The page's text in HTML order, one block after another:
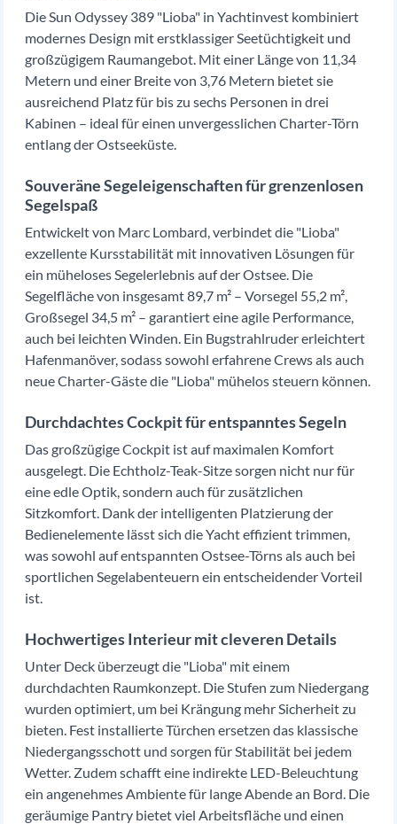
Die Sun Odyssey 389 "Lioba" in Yachtinvest kombiniert
modernes Design mit erstklassiger Seetüchtigkeit und
großzügigem Raumangebot. Mit einer Länge von 11,34
Metern und einer Breite von 3,76 Metern bietet sie
ausreichend Platz für bis zu sechs Personen in drei
Kabinen – ideal für einen unvergesslichen Charter-Törn
entlang der Ostseeküste.
Souveräne Segeleigenschaften für grenzenlosen
Segelspaß
Entwickelt von Marc Lombard, verbindet die "Lioba"
exzellente Kursstabilität mit innovativen Lösungen für
ein müheloses Segelerlebnis auf der Ostsee. Die
Segelfläche von insgesamt 89,7 m² – Vorsegel 55,2 m²,
Großsegel 34,5 m² – garantiert eine agile Performance,
auch bei leichten Winden. Ein Bugstrahlruder erleichtert
Hafenmanöver, sodass sowohl erfahrene Crews als auch
neue Charter-Gäste die "Lioba" mühelos steuern können.
Durchdachtes Cockpit für entspanntes Segeln
Das großzügige Cockpit ist auf maximalen Komfort
ausgelegt. Die Echtholz-Teak-Sitze sorgen nicht nur für
eine edle Optik, sondern auch für zusätzlichen
Sitzkomfort. Dank der intelligenten Platzierung der
Bedienelemente lässt sich die Yacht effizient trimmen,
was sowohl auf entspannten Ostsee-Törns als auch bei
sportlichen Segelabenteuern ein entscheidender Vorteil
ist.
Hochwertiges Interieur mit cleveren Details
Unter Deck überzeugt die "Lioba" mit einem
durchdachten Raumkonzept. Die Stufen zum Niedergang
wurden optimiert, um bei Krängung mehr Sicherheit zu
bieten. Fest installierte Türchen ersetzen das klassische
Niedergangsschott und sorgen für Stabilität bei jedem
Wetter. Zudem schafft eine indirekte LED-Beleuchtung
ein angenehmes Ambiente für lange Abende an Bord. Die
geräumige Pantry bietet viel Arbeitsfläche und einen